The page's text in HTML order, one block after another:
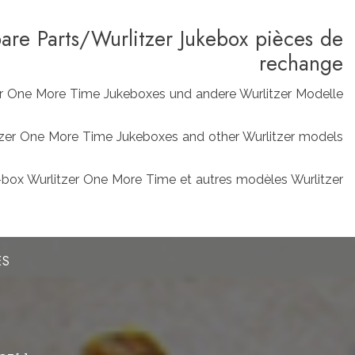
Parts/Wurlitzer Jukebox pièces de
rechange
More Time Jukeboxes und andere Wurlitzer Modelle
One More Time Jukeboxes and other Wurlitzer models
Wurlitzer One More Time et autres modèles Wurlitzer